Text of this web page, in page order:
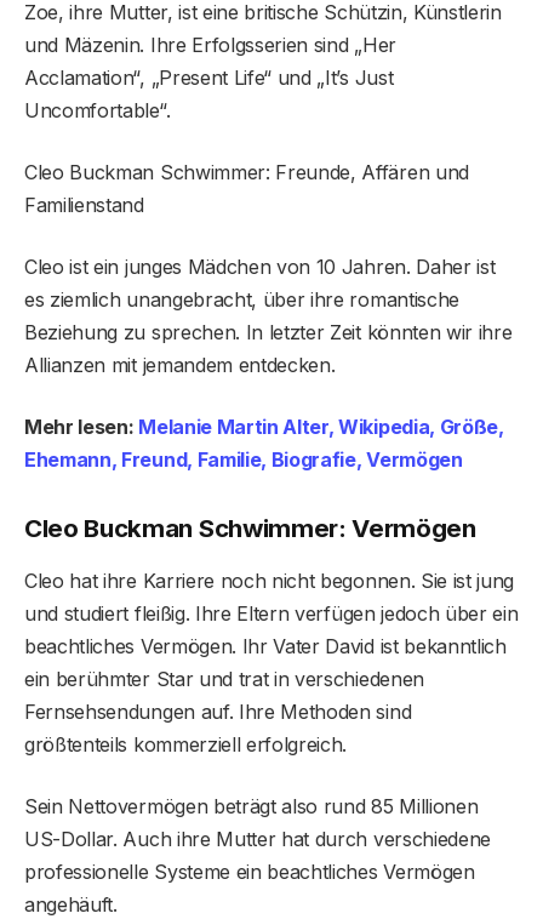
Zoe, ihre Mutter, ist eine britische Schützin, Künstlerin
und Mäzenin. Ihre Erfolgsserien sind „Her
Acclamation“, „Present Life“ und „It’s Just
Uncomfortable“.
Cleo Buckman Schwimmer: Freunde, Affären und
Familienstand
Cleo ist ein junges Mädchen von 10 Jahren. Daher ist
es ziemlich unangebracht, über ihre romantische
Beziehung zu sprechen. In letzter Zeit könnten wir ihre
Allianzen mit jemandem entdecken.
Mehr lesen: Melanie Martin Alter, Wikipedia, Größe,
Ehemann, Freund, Familie, Biografie, Vermögen
Cleo Buckman Schwimmer: Vermögen
Cleo hat ihre Karriere noch nicht begonnen. Sie ist jung
und studiert fleißig. Ihre Eltern verfügen jedoch über ein
beachtliches Vermögen. Ihr Vater David ist bekanntlich
ein berühmter Star und trat in verschiedenen
Fernsehsendungen auf. Ihre Methoden sind
größtenteils kommerziell erfolgreich.
Sein Nettovermögen beträgt also rund 85 Millionen
US-Dollar. Auch ihre Mutter hat durch verschiedene
professionelle Systeme ein beachtliches Vermögen
angehäuft.